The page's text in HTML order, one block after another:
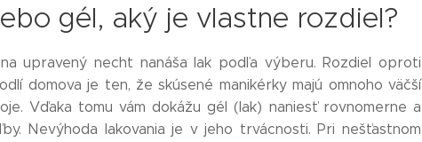
gél, aký je vlastne rozdiel?
upravený necht nanáša lak podľa výberu. Rozdiel oproti
domova je ten, že skúsené manikérky majú omnoho väčší
Vďaka tomu vám dokážu gél (lak) naniesť rovnomerne a
Nevýhoda lakovania je v jeho trvácnosti. Pri nešťastnom